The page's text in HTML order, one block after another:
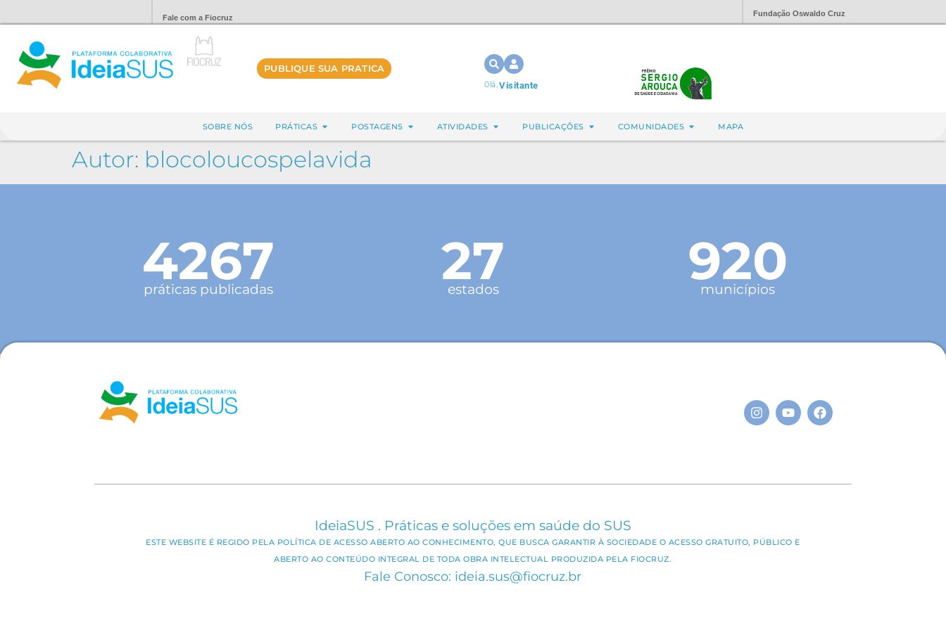
Fale com a Fiocruz Fundação Oswaldo Cruz
PUBLIQUE SUA PRATICA
Olá,Visitante
SOBRE NÓS PRÁTICAS POSTAGENS ATIVIDADES PUBLICAÇÕES COMUNIDADES MAPA
Autor: blocoloucospelavida
4267
práticas publicadas 27
estados 920
municípios
IdeiaSUS . Práticas e soluções em saúde do SUS
ESTE WEBSITE É REGIDO PELA POLÍTICA DE ACESSO ABERTO AO CONHECIMENTO, QUE BUSCA GARANTIR À SOCIEDADE O ACESSO GRATUITO, PÚBLICO E
ABERTO AO CONTEÚDO INTEGRAL DE TODA OBRA INTELECTUAL PRODUZIDA PELA FIOCRUZ.
Fale Conosco: ideia.sus@fiocruz.br